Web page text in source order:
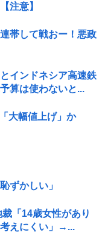
注意】
帯して戦おー！悪政
インドネシア高速鉄
算は使わないと...
大幅値上げ」か
ずかしい」
「14歳女性があり
えにくい」→...